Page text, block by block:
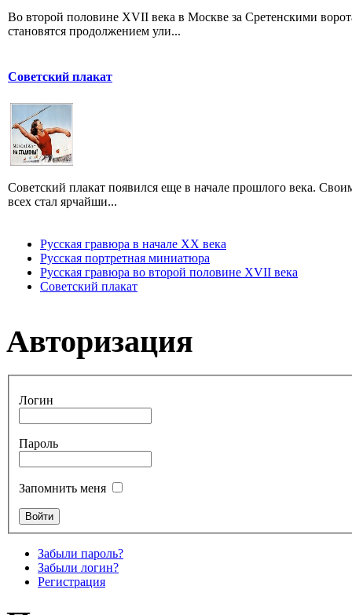
Во второй половине XVII века в Москве за Сретенскими
становятся продолжением ули...
Советский плакат
Советский плакат появился еще в начале прошлого века.
всех стал ярчайши...
Русская гравюра в начале XX века
Русская портретная миниатюра
Русская гравюра во второй половине XVII века
Советский плакат
Авторизация
Логин
Пароль
Запомнить меня
Забыли пароль?
Забыли логин?
Регистрация